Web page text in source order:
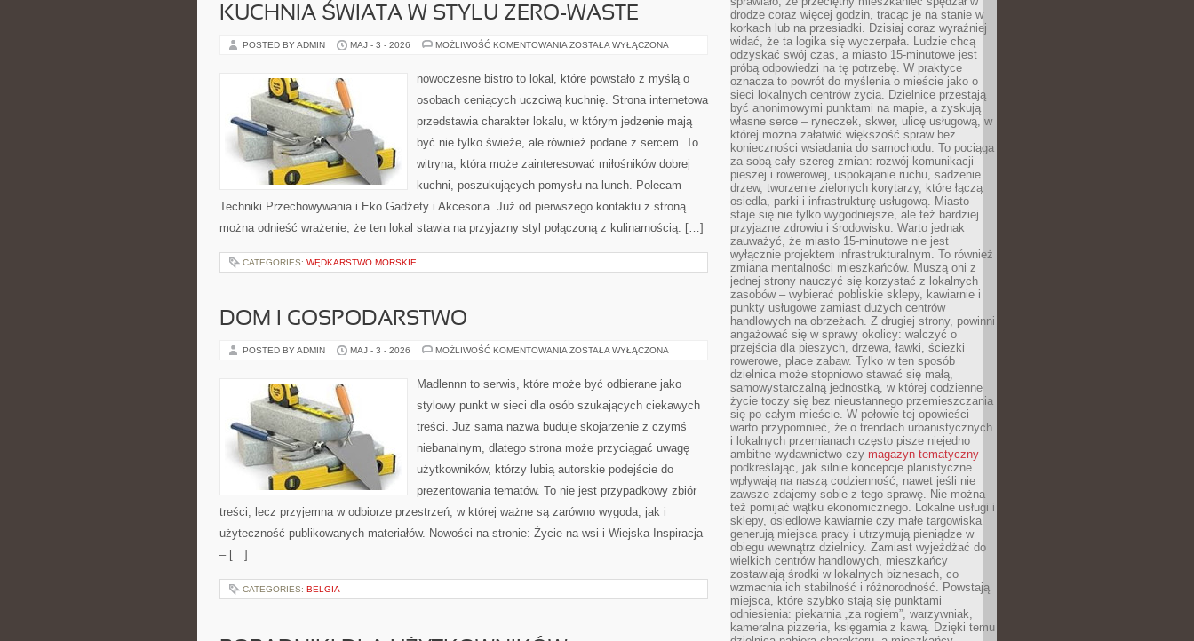
KUCHNIA ŚWIATA W STYLU ZERO-WASTE
POSTED BY ADMIN MAJ - 3 - 2026 MOŻLIWOŚĆ KOMENTOWANIA KUCHNIA
STYLU
ZERO-
ZOSTAŁA WYŁĄCZONA
nowoczesne bistro to lokal, które powstało z myślą o
osobach ceniących uczciwą kuchnię. Strona internetowa
przedstawia charakter lokalu, w którym jedzenie mają
być nie tylko świeże, ale również podane z sercem. To
witryna, która może zainteresować miłośników dobrej
kuchni, poszukujących pomysłu na lunch. Polecam
Techniki Przechowywania i Eko Gadżety i Akcesoria. Już od pierwszego kontaktu z stroną
można odnieść wrażenie, że ten lokal stawia na przyjazny styl połączoną z kulinarnością. […]
CATEGORIES: WĘDKARSTWO MORSKIE
DOM I GOSPODARSTWO
POSTED BY ADMIN MAJ - 3 - 2026 MOŻLIWOŚĆ KOMENTOWANIA DOM
ZOSTAŁA WYŁĄCZONA
Madlennn to serwis, które może być odbierane jako
stylowy punkt w sieci dla osób szukających ciekawych
treści. Już sama nazwa buduje skojarzenie z czymś
niebanalnym, dlatego strona może przyciągać uwagę
użytkowników, którzy lubią autorskie podejście do
prezentowania tematów. To nie jest przypadkowy zbiór
treści, lecz przyjemna w odbiorze przestrzeń, w której ważne są zarówno wygoda, jak i
użyteczność publikowanych materiałów. Nowości na stronie: Życie na wsi i Wiejska Inspiracja
– […]
CATEGORIES: BELGIA
drodze coraz więcej godzin, tracąc je na stanie w
korkach lub na przesiadki. Dzisiaj coraz wyraźniej
widać, że ta logika się wyczerpała. Ludzie chcą
odzyskać swój czas, a miasto 15-minutowe jest
próbą odpowiedzi na tę potrzebę. W praktyce
oznacza to powrót do myślenia o mieście jako o
sieci lokalnych centrów życia. Dzielnice przestają
być anonimowymi punktami na mapie, a zyskują
własne serce – ryneczek, skwer, ulicę usługową, w
której można załatwić większość spraw bez
konieczności wsiadania do samochodu. To pociąga
za sobą cały szereg zmian: rozwój komunikacji
pieszej i rowerowej, uspokajanie ruchu, sadzenie
drzew, tworzenie zielonych korytarzy, które łączą
osiedla, parki i infrastrukturę usługową. Miasto
staje się nie tylko wygodniejsze, ale też bardziej
przyjazne zdrowiu i środowisku. Warto jednak
zauważyć, że miasto 15-minutowe nie jest
wyłącznie projektem infrastrukturalnym. To również
zmiana mentalności mieszkańców. Muszą oni z
jednej strony nauczyć się korzystać z lokalnych
zasobów – wybierać pobliskie sklepy, kawiarnie i
punkty usługowe zamiast dużych centrów
handlowych na obrzeżach. Z drugiej strony, powinni
angażować się w sprawy okolicy: walczyć o
przejścia dla pieszych, drzewa, ławki, ścieżki
rowerowe, place zabaw. Tylko w ten sposób
dzielnica może stopniowo stawać się małą,
samowystarczalną jednostką, w której codzienne
życie toczy się bez nieustannego przemieszczania
się po całym mieście. W połowie tej opowieści
warto przypomnieć, że o trendach urbanistycznych
i lokalnych przemianach często pisze niejedno
ambitne wydawnictwo czy magazyn tematyczny
podkreślając, jak silnie koncepcje planistyczne
wpływają na naszą codzienność, nawet jeśli nie
zawsze zdajemy sobie z tego sprawę. Nie można
też pomijać wątku ekonomicznego. Lokalne usługi i
sklepy, osiedlowe kawiarnie czy małe targowiska
generują miejsca pracy i utrzymują pieniądze w
obiegu wewnątrz dzielnicy. Zamiast wyjeżdżać do
wielkich centrów handlowych, mieszkańcy
zostawiają środki w lokalnych biznesach, co
wzmacnia ich stabilność i różnorodność. Powstają
miejsca, które szybko stają się punktami
odniesienia: piekarnia „za rogiem”, warzywniak,
kameralna pizzeria, księgarnia z kawą. Dzięki temu